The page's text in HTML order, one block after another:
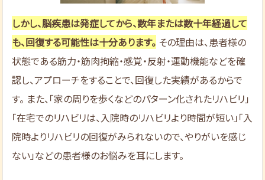
しかし、脳疾患は発症してから、数年または数十年経過して
も、回復する可能性は十分あります。 その理由は、患者様の
状態である筋力・筋肉拘縮・感覚・反射・運動機能などを確
認し、アプローチをすることで、回復した実績があるからで
す。 また、「家の周りを歩くなどのパターン化されたリハビリ」
「在宅でのリハビリは、入院時のリハビリより時間が短い」「入
院時よりリハビリの回復がみられないので、やりがいを感じ
ない」などの患者様のお悩みを耳にします。